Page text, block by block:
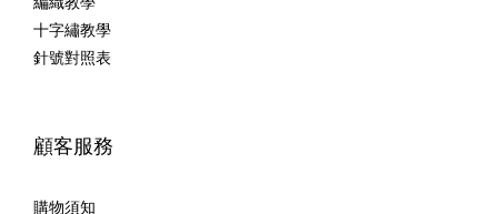
十字繡教學
針號對照表
顧客服務
購物須知